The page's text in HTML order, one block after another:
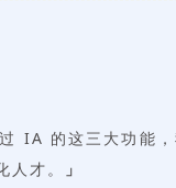
IA 的这三大功能
才。 」